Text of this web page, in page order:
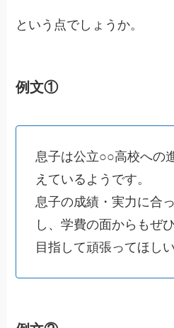
という点でしょうか。
例文①
息子は公立○○高校への
えているようです。
息子の成績・実力に合
し、学費の面からもぜ
目指して頑張ってほしい